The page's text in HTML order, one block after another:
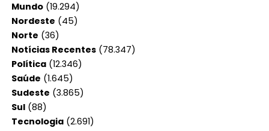
Mundo(19.294)
Nordeste (45)
Norte (36)
Notícias Recentes(78.347)
Política(12.346)
Saúde (1.645)
Sudeste (3.865)
Sul(88)
Tecnologia(2.691)